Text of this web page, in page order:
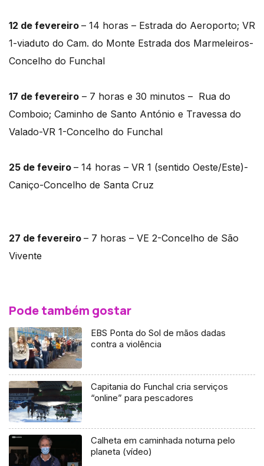
12 de fevereiro – 14 horas – Estrada do Aeroporto; VR
1-viaduto do Cam. do Monte Estrada dos Marmeleiros-
Concelho do Funchal
17 de fevereiro – 7 horas e 30 minutos – Rua do
Comboio; Caminho de Santo António e Travessa do
Valado-VR 1-Concelho do Funchal
25 de feveiro – 14 horas – VR 1 (sentido Oeste/Este)-
Caniço-Concelho de Santa Cruz
27 de fevereiro – 7 horas – VE 2-Concelho de São
Vivente
Pode também gostar
EBS Ponta do Sol de mãos dadas
contra a violência
Capitania do Funchal cria serviços
“online” para pescadores
Calheta em caminhada noturna pelo
planeta (vídeo)